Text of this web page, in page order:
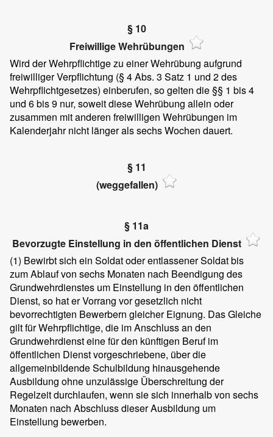
§ 10
Freiwillige Wehrübungen
Wird der Wehrpflichtige zu einer Wehrübung aufgrund
freiwilliger Verpflichtung (§ 4 Abs. 3 Satz 1 und 2 des
Wehrpflichtgesetzes) einberufen, so gelten die §§ 1 bis 4
und 6 bis 9 nur, soweit diese Wehrübung allein oder
zusammen mit anderen freiwilligen Wehrübungen im
Kalenderjahr nicht länger als sechs Wochen dauert.
§ 11
(weggefallen)
§ 11a
Bevorzugte Einstellung in den öffentlichen Dienst
(1) Bewirbt sich ein Soldat oder entlassener Soldat bis
zum Ablauf von sechs Monaten nach Beendigung des
Grundwehrdienstes um Einstellung in den öffentlichen
Dienst, so hat er Vorrang vor gesetzlich nicht
bevorrechtigten Bewerbern gleicher Eignung. Das Gleiche
gilt für Wehrpflichtige, die im Anschluss an den
Grundwehrdienst eine für den künftigen Beruf im
öffentlichen Dienst vorgeschriebene, über die
allgemeinbildende Schulbildung hinausgehende
Ausbildung ohne unzulässige Überschreitung der
Regelzeit durchlaufen, wenn sie sich innerhalb von sechs
Monaten nach Abschluss dieser Ausbildung um
Einstellung bewerben.